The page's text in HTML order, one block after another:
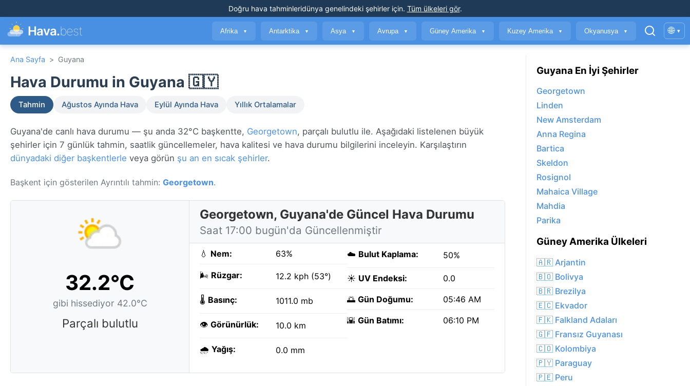
Doğru hava tahminleridünya genelindeki şehirler için. Tüm ülkeleri gör.
Hava.best Afrika ▼ Antarktika ▼ Asya ▼ Avrupa ▼ Güney Amerika ▼ Kuzey Amerika ▼ Okyanusya ▼ 🌐 ▾
Ana Sayfa > Guyana
Hava Durumu in Guyana 🇬🇾
Tahmin Ağustos Ayında Hava Eylül Ayında Hava Yıllık Ortalamalar
Guyana'de canlı hava durumu — şu anda 32°C başkentte, Georgetown, parçalı bulutlu ile. Aşağıdaki listelenen büyük
şehirler için 7 günlük tahmin, saatlik güncellemeler, hava kalitesi ve hava durumu bilgilerini inceleyin. Karşılaştırın
dünyadaki diğer başkentlerle veya görün şu an en sıcak şehirler.
Başkent için gösterilen Ayrıntılı tahmin: Georgetown.
32.2°C
gibi hissediyor 42.0°C
Parçalı bulutlu
Georgetown, Guyana'de Güncel Hava Durumu
Saat 17:00 bugün'da Güncellenmiştir
💧 Nem: 63%
🌬️ Rüzgar: 12.2 kph (53°)
🌡️ Basınç: 1011.0 mb
👁️ Görünürlük: 10.0 km
🌧️ Yağış: 0.0 mm
☁️ Bulut Kaplama: 50%
☀️ UV Endeksi: 0.0
🌅 Gün Doğumu: 05:46 AM
🌇 Gün Batımı: 06:10 PM
Guyana En İyi Şehirler
Georgetown
Linden
New Amsterdam
Anna Regina
Bartica
Skeldon
Rosignol
Mahaica Village
Mahdia
Parika
Güney Amerika Ülkeleri
🇦🇷 Arjantin
🇧🇴 Bolivya
🇧🇷 Brezilya
🇪🇨 Ekvador
🇫🇰 Falkland Adaları
🇬🇫 Fransız Guyanası
🇨🇴 Kolombiya
🇵🇾 Paraguay
🇵🇪 Peru